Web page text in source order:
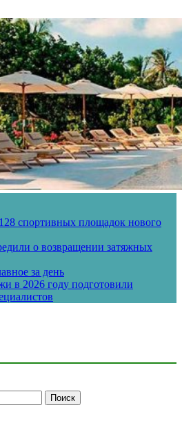
спортивных площадок нового
о возвращении затяжных
за день
в 2026 году подготовили